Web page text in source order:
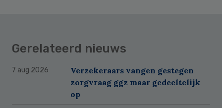
Gerelateerd nieuws
7 aug 2026
Verzekeraars vangen gestegen
zorgvraag ggz maar gedeeltelijk
op